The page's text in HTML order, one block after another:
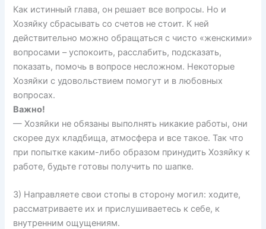
Как истинный глава, он решает все вопросы. Но и
Хозяйку сбрасывать со счетов не стоит. К ней
действительно можно обращаться с чисто «женскими»
вопросами – успокоить, расслабить, подсказать,
показать, помочь в вопросе несложном. Некоторые
Хозяйки с удовольствием помогут и в любовных
вопросах.
Важно!
— Хозяйки не обязаны выполнять никакие работы, они
скорее дух кладбища, атмосфера и все такое. Так что
при попытке каким-либо образом принудить Хозяйку к
работе, будьте готовы получить по шапке.
3) Направляете свои стопы в сторону могил: ходите,
рассматриваете их и прислушиваетесь к себе, к
внутренним ощущениям.